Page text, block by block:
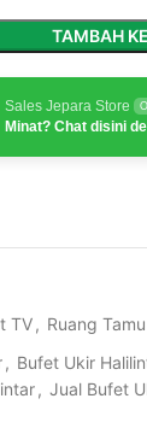
TAMBAH
Sales Jepara Store
Minat? Chat disini
TV, Ruang Tamu
, Bufet Ukir
, Jual Bufet